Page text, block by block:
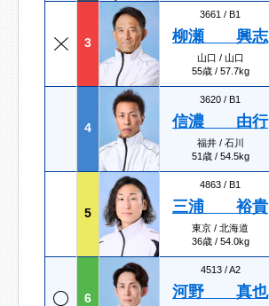
3
3661 / B1
柳瀬 興志
山口 / 山口
55歳 / 57.7kg
4
3620 / B1
信濃 由行
福井 / 石川
51歳 / 54.5kg
5
4863 / B1
三浦 裕貴
東京 / 北海道
36歳 / 54.0kg
6
4513 /A2
河野 真也